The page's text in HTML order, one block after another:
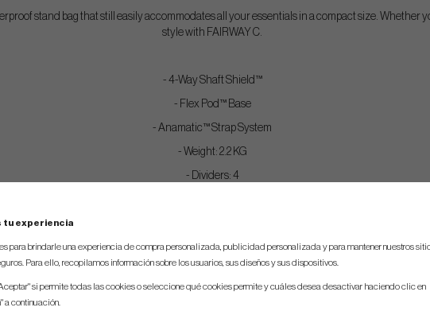
stand bag that still easily accommodates all your essentials in a compact size. Whether
style with FAIRWAY C.
- 4-Way Shaft Shield™
- Flex Pod™ Base
- Anamatic™ Strap System
- Weight: 2.2 KG
- Dividers: 4
tu experiencia
para brindarle una experiencia de compra personalizada, publicidad personalizada y para mantener nuestros
Para ello, recopilamos información sobre los usuarios, sus diseños y sus dispositivos.
si permite todas las cookies o seleccione qué cookies permite y cuáles desea desactivar haciendo clic en
a continuación.